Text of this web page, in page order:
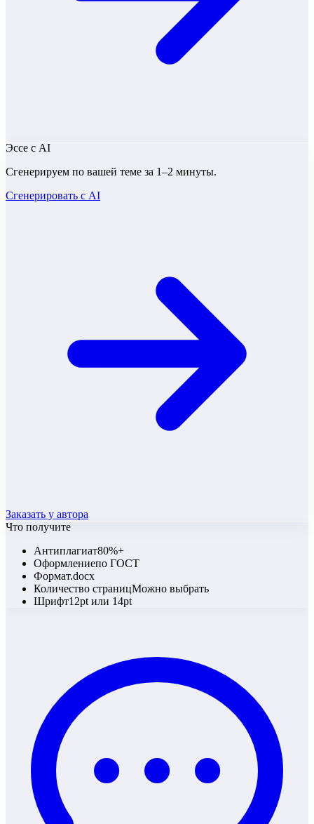
Эссе с AI
Сгенерируем по вашей теме за 1–2 минуты.
Сгенерировать с AI
Заказать у автора
Что получите
Антиплагиат80%+
Оформлениепо ГОСТ
Формат.docx
Количество страницМожно выбрать
Шрифт12pt или 14pt